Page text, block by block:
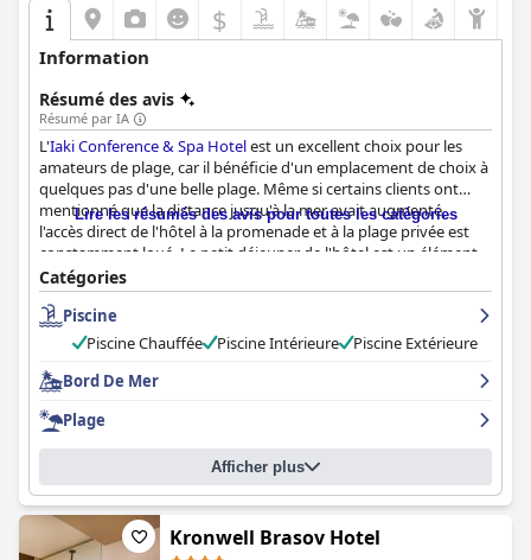
$
Information
Résumé des avis
Résumé par IA
L'Iaki Conference & Spa Hotelest un excellent choix pour les
amateurs de plage, car il bénéficie d'un emplacement de choix à
quelques pas d'une belle plage. Même si certains clients ont
mentionné que la distance jusqu'à la mer avait augmenté,
l'accès direct de l'hôtel à la promenade et à la plage privée est
constamment loué. Le petit déjeuner de l'hôtel est un élément
remarquable, les clients s'extasiant sur la variété et la qualité de
la nourriture. Le personnel amical et serviable de l'hôtel, en
particulier dans l'espace spa, a également fait l'objet de
nombreux éloges. Les chambres sont spacieuses et propres,
clients aient noté que l'hôtel est plus ancien et pourrait être
une excellente option pour ceux qui souhaitent profiter d'une
expérience 4 étoiles avec un excellent spa et une piscine
intérieure, un parking gratuit et un environnement accueillant
pour les familles.
Lire les résumés des avis pour toutes les catégories
Catégories
Piscine
Piscine Chauffée
Piscine Intérieure
Piscine Extérieure
Bord De Mer
Plage
Afficher plus
Kronwell Brasov Hotel